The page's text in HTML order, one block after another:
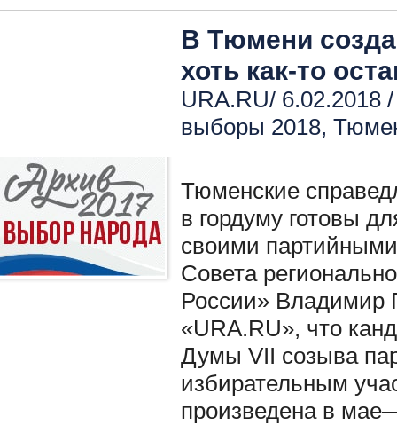
В Тюмени
хоть как-то
URA.RU/ 6.02.2018
выборы 2018,
Тюменские
в гордуму готовы
своими
Совета
России» Владимир
«URA.RU», что
Думы VII созыва
избирательным
произведена в